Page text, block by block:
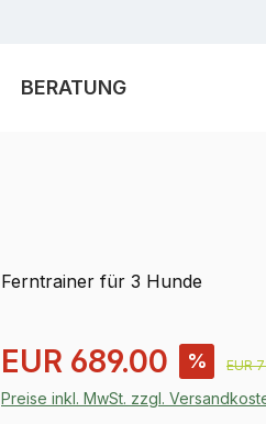
BERATUNG
Ferntrainer für 3 Hunde
Verkaufspreis:
EUR 689.00 % EUR
Preise inkl. MwSt. zzgl.